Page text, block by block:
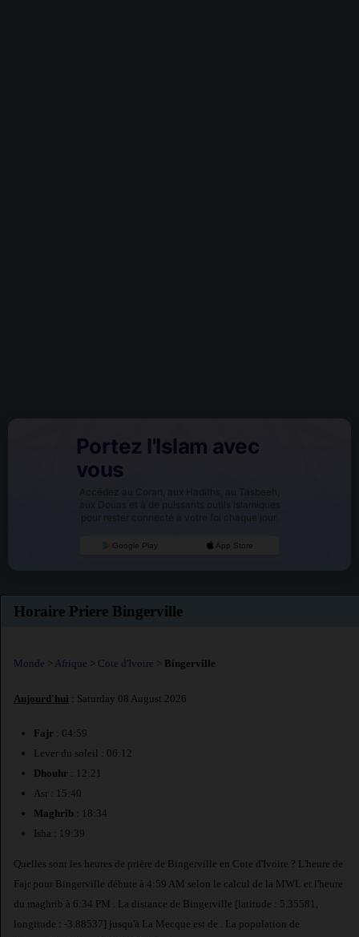
Portez l'Islam avec
vous
Accédez au Coran, aux Hadiths, au Tasbeeh,
aux Douas et à de puissants outils islamiques
pour rester connecté à votre foi chaque jour.
Google Play App Store
Horaire Priere Bingerville
Monde > Afrique > Cote d'Ivoire > Bingerville
Aujourd'hui : Saturday 08 August 2026
Fajr : 04:59
Lever du soleil : 06:12
Dhouhr : 12:21
Asr : 15:40
Maghrib : 18:34
Isha : 19:39
Quelles sont les heures de prière de Bingerville en Cote d'Ivoire ? L'heure de
Fajr pour Bingerville débute à 4:59 AM selon le calcul de la MWL et l'heure
du maghrib à 6:34 PM . La distance de Bingerville [latitude : 5.35581,
longitude : -3.88537] jusqu'à La Mecque est de . La population de